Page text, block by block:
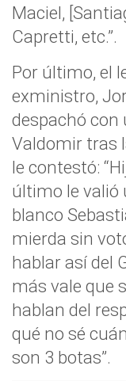
Maciel,
Capretti, etc.”.
Por último, el
exministro,
despachó
Valdomir tras
le contestó:
último le valió
blanco
mierda sin
hablar así del
más vale que
hablan del
qué no sé
son 3 botas”.